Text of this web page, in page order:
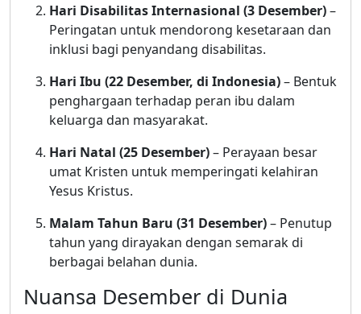
Hari Disabilitas Internasional (3 Desember)–
Peringatan untuk mendorong kesetaraan dan
inklusi bagi penyandang disabilitas.
Hari Ibu (22 Desember, di Indonesia)– Bentuk
penghargaan terhadap peran ibu dalam
keluarga dan masyarakat.
Hari Natal (25 Desember)– Perayaan besar
umat Kristen untuk memperingati kelahiran
Yesus Kristus.
Malam Tahun Baru (31 Desember)– Penutup
tahun yang dirayakan dengan semarak di
berbagai belahan dunia.
Nuansa Desember di Dunia